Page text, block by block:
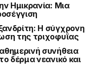
Ημικρανία: Μια
Η σύγχρονη
της τριχοφυΐας
συνήθεια
δέρμα νεανικό και